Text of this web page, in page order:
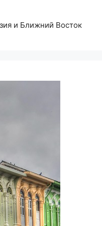
и Ближний Восток